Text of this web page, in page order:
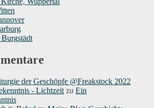
der Geschöpfe @Freakstock 2022
- Lichtzeit zu Ein